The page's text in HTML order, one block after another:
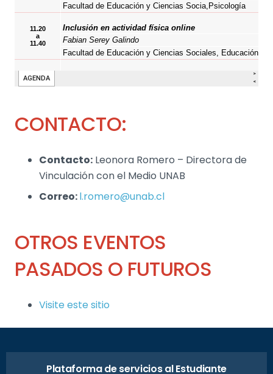
CONTACTO:
Contacto: Leonora Romero – Directora de
Vinculación con el Medio UNAB
Correo:l.romero@unab.cl
OTROS EVENTOS
PASADOS O FUTUROS
Visite este sitio